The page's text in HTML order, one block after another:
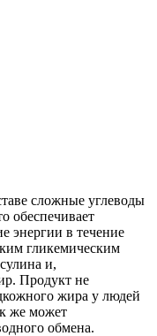
сложные углеводы
обеспечивает
энергии в течение
гликемическим
и,
Продукт не
жира у людей
же может
обмена.